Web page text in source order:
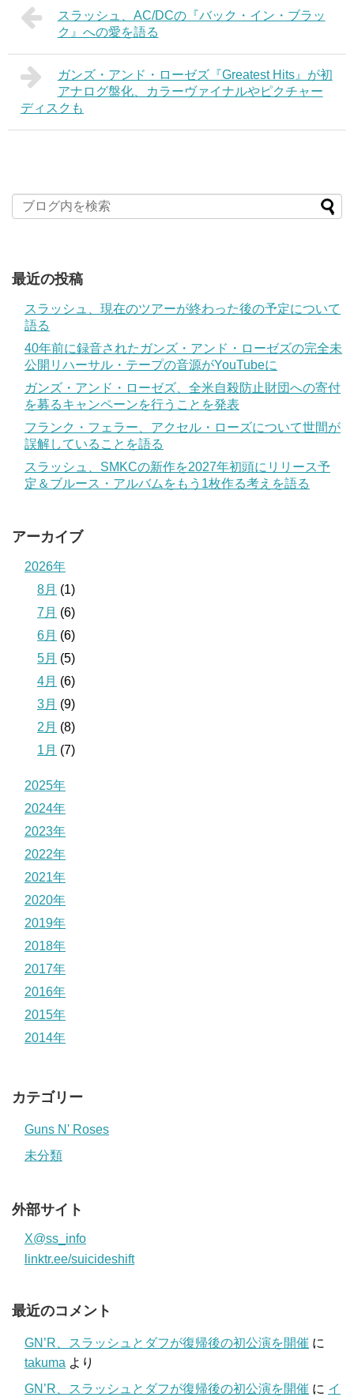
スラッシュ、AC/DCの『バック・イン・ブラッ
ク』への愛を語る
ガンズ・アンド・ローゼズ『Greatest Hits』が初
アナログ盤化、カラーヴァイナルやピクチャー
ディスクも
最近の投稿
スラッシュ、現在のツアーが終わった後の予定について
語る
40年前に録音されたガンズ・アンド・ローゼズの完全未
公開リハーサル・テープの音源がYouTubeに
ガンズ・アンド・ローゼズ、全米自殺防止財団への寄付
を募るキャンペーンを行うことを発表
フランク・フェラー、アクセル・ローズについて世間が
誤解していることを語る
スラッシュ、SMKCの新作を2027年初頭にリリース予
定＆ブルース・アルバムをもう1枚作る考えを語る
アーカイブ
2026年
8月 (1)
7月 (6)
6月 (6)
5月 (5)
4月 (6)
3月 (9)
2月 (8)
1月 (7)
2025年
2024年
2023年
2022年
2021年
2020年
2019年
2018年
2017年
2016年
2015年
2014年
カテゴリー
Guns N' Roses
未分類
外部サイト
X@ss_info
linktr.ee/suicideshift
最近のコメント
GN’R、スラッシュとダフが復帰後の初公演を開催 に
takuma より
GN’R、スラッシュとダフが復帰後の初公演を開催 に イ